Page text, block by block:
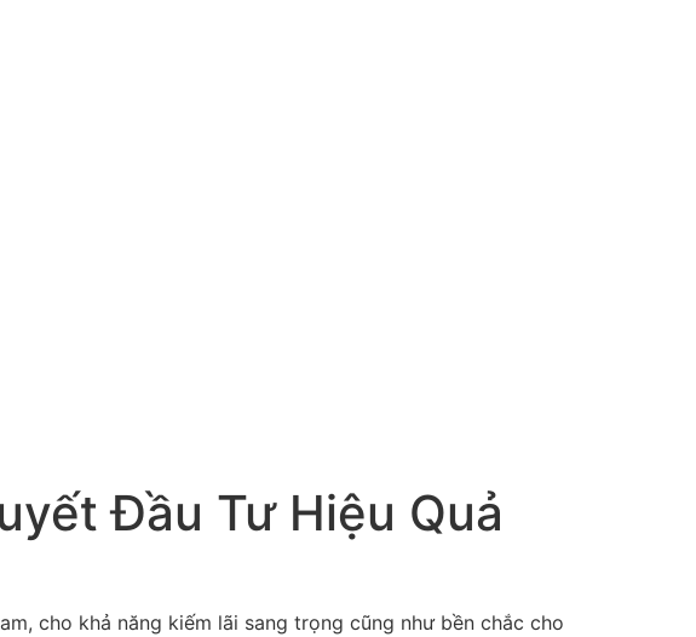
Đầu Tư Hiệu Quả
cho khả năng kiếm lãi sang trọng cũng như bền chắc cho